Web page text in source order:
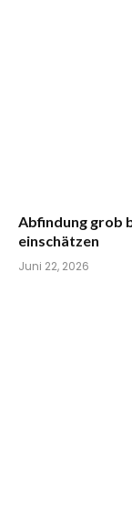
Abfindung grob
einschätzen
Juni 22, 2026